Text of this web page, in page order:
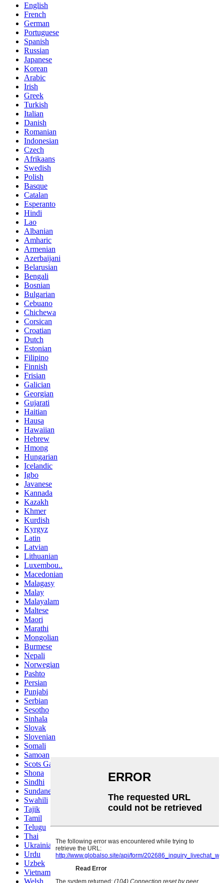
English
French
German
Portuguese
Spanish
Russian
Japanese
Korean
Arabic
Irish
Greek
Turkish
Italian
Danish
Romanian
Indonesian
Czech
Afrikaans
Swedish
Polish
Basque
Catalan
Esperanto
Hindi
Lao
Albanian
Amharic
Armenian
Azerbaijani
Belarusian
Bengali
Bosnian
Bulgarian
Cebuano
Chichewa
Corsican
Croatian
Dutch
Estonian
Filipino
Finnish
Frisian
Galician
Georgian
Gujarati
Haitian
Hausa
Hawaiian
Hebrew
Hmong
Hungarian
Icelandic
Igbo
Javanese
Kannada
Kazakh
Khmer
Kurdish
Kyrgyz
Latin
Latvian
Lithuanian
Luxembou..
Macedonian
Malagasy
Malay
Malayalam
Maltese
Maori
Marathi
Mongolian
Burmese
Nepali
Norwegian
Pashto
Persian
Punjabi
Serbian
Sesotho
Sinhala
Slovak
Slovenian
Somali
Samoan
Scots Gaelic
Shona
Sindhi
Sundanese
Swahili
Tajik
Tamil
Telugu
Thai
Ukrainian
Urdu
Uzbek
Vietnamese
Welsh